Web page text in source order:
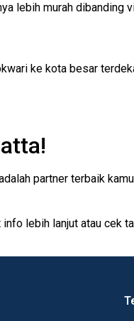
lebih murah dibanding
ke kota besar
partner terbaik
lebih lanjut atau cek